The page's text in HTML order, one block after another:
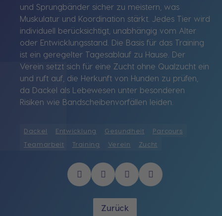
und Sprungbänder sicher zu meistern, was
Muskulatur und Koordination stärkt. Jedes Tier wird
individuell berücksichtigt, unabhängig vom Alter
oder Entwicklungsstand. Die Basis für das Training
ist ein geregelter Tagesablauf zu Hause. Der
Verein setzt sich für eine Zucht ohne Qualzucht ein
und ruft auf, die Herkunft von Hunden zu prüfen,
da Dackel als Lebewesen unter besonderen
Risiken wie Bandscheibenvorfällen leiden.
Dackel Entwicklung Gesundheit
Parcours
Teamarbeit
Training Verein Zucht
Zurück